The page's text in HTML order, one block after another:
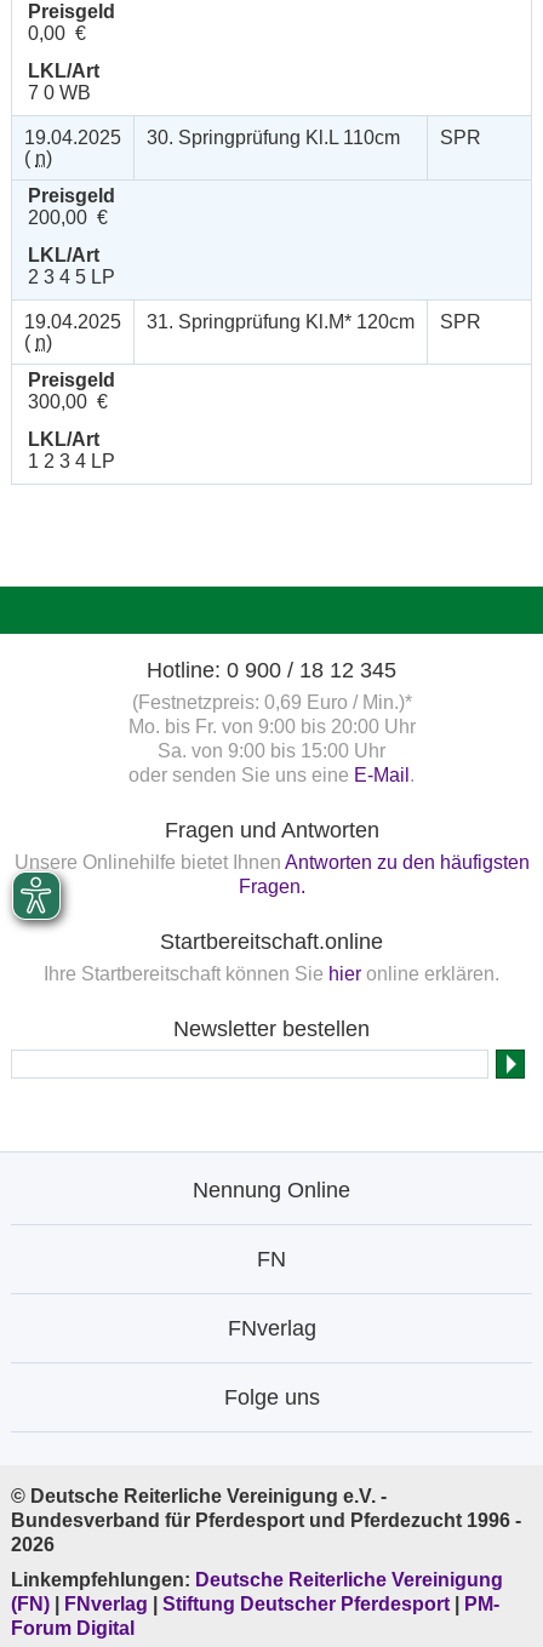
Preisgeld
0,00 €
LKL/Art
7 0 WB
19.04.2025
( n)
30. Springprüfung Kl.L 110cm SPR
Preisgeld
200,00 €
LKL/Art
2 3 4 5 LP
19.04.2025
( n)
31. Springprüfung Kl.M* 120cm SPR
Preisgeld
300,00 €
LKL/Art
1 2 3 4 LP
Hotline: 0 900 / 18 12 345
(Festnetzpreis: 0,69 Euro / Min.)*
Mo. bis Fr. von 9:00 bis 20:00 Uhr
Sa. von 9:00 bis 15:00 Uhr
oder senden Sie uns eine E-Mail .
Fragen und Antworten
Unsere Onlinehilfe bietet Ihnen Antworten zu den häufigsten
Fragen.
Startbereitschaft.online
Ihre Startbereitschaft können Sie hier online erklären.
Newsletter bestellen
Nennung Online
FN
FNverlag
Folge uns
© Deutsche Reiterliche Vereinigung e.V. -
Bundesverband für Pferdesport und Pferdezucht 1996 -
2026
Linkempfehlungen: Deutsche Reiterliche Vereinigung
(FN)
FNverlag Stiftung Deutscher Pferdesport
PM-
Forum Digital